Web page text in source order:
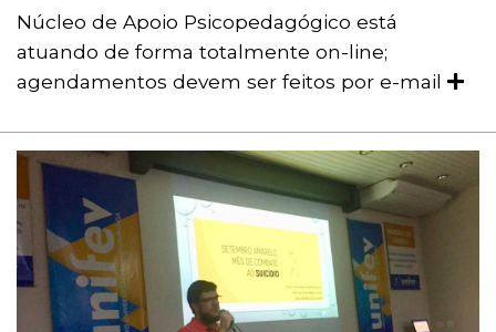
Núcleo de Apoio Psicopedagógico está
atuando de forma totalmente on-line;
agendamentos devem ser feitos por e-mail